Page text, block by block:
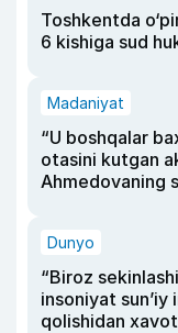
Toshkentda
6 kishiga sud
Madaniyat
“U boshqalar
otasini kutgan
Ahmedovaning
Dunyo
“Biroz
insoniyat
qolishidan